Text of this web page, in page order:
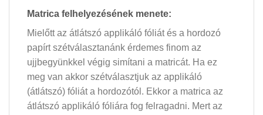
Matrica felhelyezésének menete:
Mielőtt az átlátszó applikáló fóliát és a hordozó
papírt szétválasztanánk érdemes finom az
ujjbegyünkkel végig simítani a matricát. Ha ez
meg van akkor szétválasztjuk az applikáló
(átlátszó) fóliát a hordozótól. Ekkor a matrica az
átlátszó applikáló fóliára fog felragadni. Mert az